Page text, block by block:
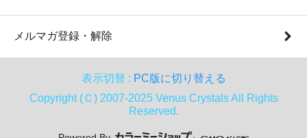
メルマガ登録・解除
表示切替 : PC版に切り替える
Copyright (Ｃ) 2007-2025 Venus Crystals All Rights
Reserved.